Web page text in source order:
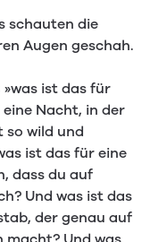
schauten die
Augen geschah.
ist das für
Nacht, in der
so wild und
ist das für eine
dass du auf
Und was ist das
der genau auf